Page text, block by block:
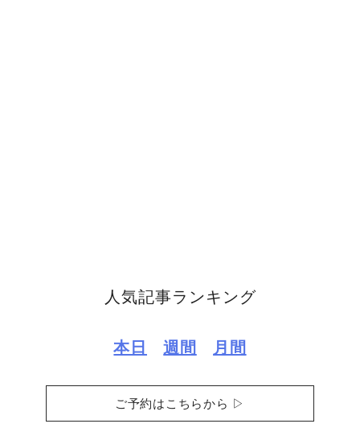
人気記事ランキング
本日 週間 月間
ご予約はこちらから ▷